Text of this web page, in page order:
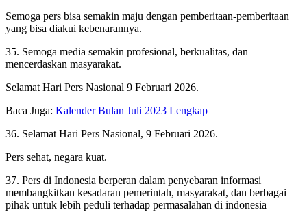
Semoga pers bisa semakin maju dengan pemberitaan-pemberitaan
yang bisa diakui kebenarannya.
35. Semoga media semakin profesional, berkualitas, dan
mencerdaskan masyarakat.
Selamat Hari Pers Nasional 9 Februari 2026.
Baca Juga: Kalender Bulan Juli 2023 Lengkap
36. Selamat Hari Pers Nasional, 9 Februari 2026.
Pers sehat, negara kuat.
37. Pers di Indonesia berperan dalam penyebaran informasi
membangkitkan kesadaran pemerintah, masyarakat, dan berbagai
pihak untuk lebih peduli terhadap permasalahan di indonesia